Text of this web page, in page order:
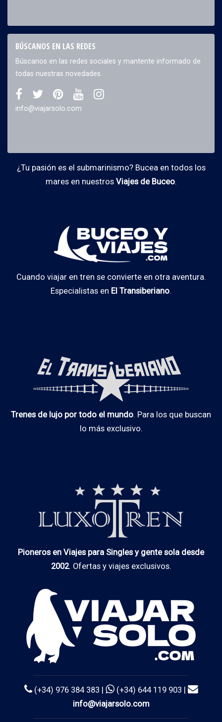
BÚSCANOS EN LAS REDES
Búscanos en las redes sociales y mantente informado de
todas nuestras novedades.
info@viajarsolo.com
¿Tu pasión es el submarinismo? Bucea en todos los
mares en nuestros Viajes de Buceo.
Cuando viajar en tren se convierte en otra aventura.
Especialistas en El Transiberiano.
Trenes de lujo por todo el mundo. Para los que buscan
lo más exclusivo.
Pioneros en Viajes para Singles y gente sola desde
2002. Ofertas y viajes exclusivos.
(+34) 976 384 383 |
(+34) 644 119 903 |
info@viajarsolo.com